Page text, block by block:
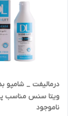
درمالیفت _ شامپو
ویتا سنس
و حساس
ناموجود